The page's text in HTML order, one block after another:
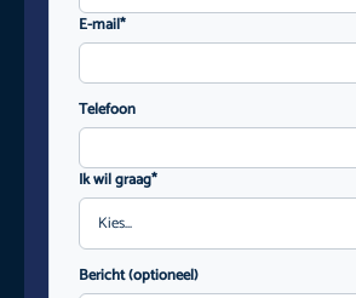
E-mail*
Telefoon
Ik wil graag*
Bericht (optioneel)